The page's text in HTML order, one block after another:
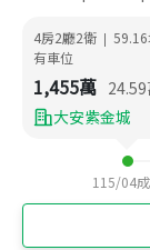
4房2廳2衛 | 59.16
有車位
1,455萬 24.59
大安紫金城
115/04